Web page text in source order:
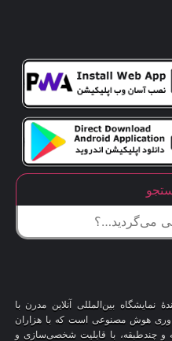
نمایشگاه بین‌المللی آنلاین مدرن با
هوش مصنوعی است که با هزاران
و چندطبقه، با قابلیت شخصی‌سازی و